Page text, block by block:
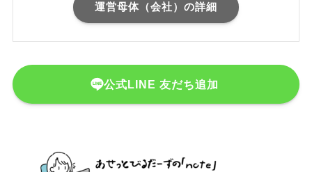
運営母体（会社）の詳細
公式LINE 友だち追加